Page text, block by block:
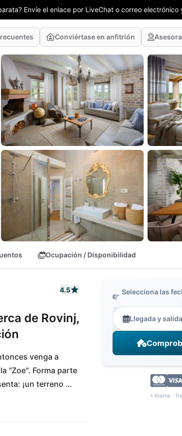
Envíe el enlace por LiveChat o correo
Conviértase en anfitrión
Ocupación / Disponibilidad
4.5
de Rovinj,
venga a
"Zoe". Forma parte
¡un terreno
de
de la villa, los
todo: un huerto
Selecciona las
Llegada y salida
+ Klarna ·